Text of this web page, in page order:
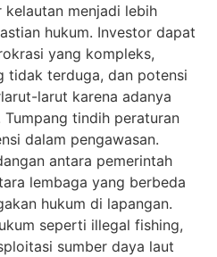
menjadi lebih
hukum. Investor dapat
yang kompleks,
tidak terduga, dan potensi
larut karena adanya
tindih peraturan
dalam pengawasan.
antara pemerintah
lembaga yang berbeda
hukum di lapangan.
seperti illegal fishing,
sumber daya laut